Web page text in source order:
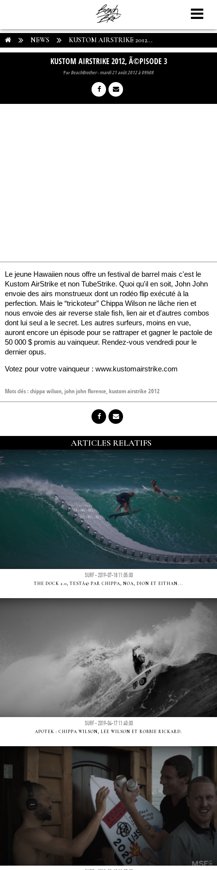
NEWS KUSTOM AIRSTRIKE 2012...
KUSTOM AIRSTRIKE 2012, Ã©PISODE 3
ParBeachBrother-mardi 21 août 2012 à 09h08
Le jeune Hawaiien nous offre un festival de barrel mais c'est le
Kustom AirStrike et non TubeStrike. Quoi qu'il en soit, John John
envoie des airs monstrueux dont un rodéo flip exécuté à la
perfection. Mais le “trickoteur” Chippa Wilson ne lâche rien et
nous envoie des air reverse stale fish, lien air et d'autres combos
dont lui seul a le secret. Les autres surfeurs, moins en vue,
auront encore un épisode pour se rattraper et gagner le pactole de
50 000 $ promis au vainqueur. Rendez-vous vendredi pour le
dernier opus.
Votez pour votre vainqueur : www.kustomairstrike.com
Mots clés :chippa wilson,john john florence,kustom airstrike 2012
ARTICLES RELATIFS
SURF - 2019-07-18 11:05:00
THE DOCK 2.0, TESTÃ© PAR CHIPPA, NOA, DION ET EITHAN...
SURF - 2019-04-17 11:40:00
APOTEK : CHIPPA WILSON, LEE WILSON ET ROBBIE RICKARD.